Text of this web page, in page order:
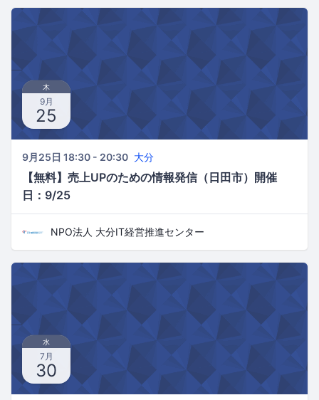
木
9月
25
9月25日 18:30 - 20:30 大分
【無料】売上UPのための情報発信（日田市）開催
日：9/25
NPO法人 大分IT経営推進センター
水
7月
30